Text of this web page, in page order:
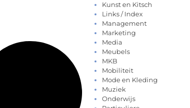
Kunst en Kitsch
Links / Index
Management
Marketing
Media
Meubels
MKB
Mobiliteit
Mode en Kleding
Muziek
Onderwijs